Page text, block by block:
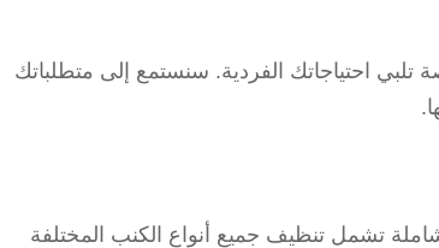
احتياجاتك الفردية. سنستمع إلى متطلباتك
تشمل تنظيف جميع أنواع الكنب المختلفة